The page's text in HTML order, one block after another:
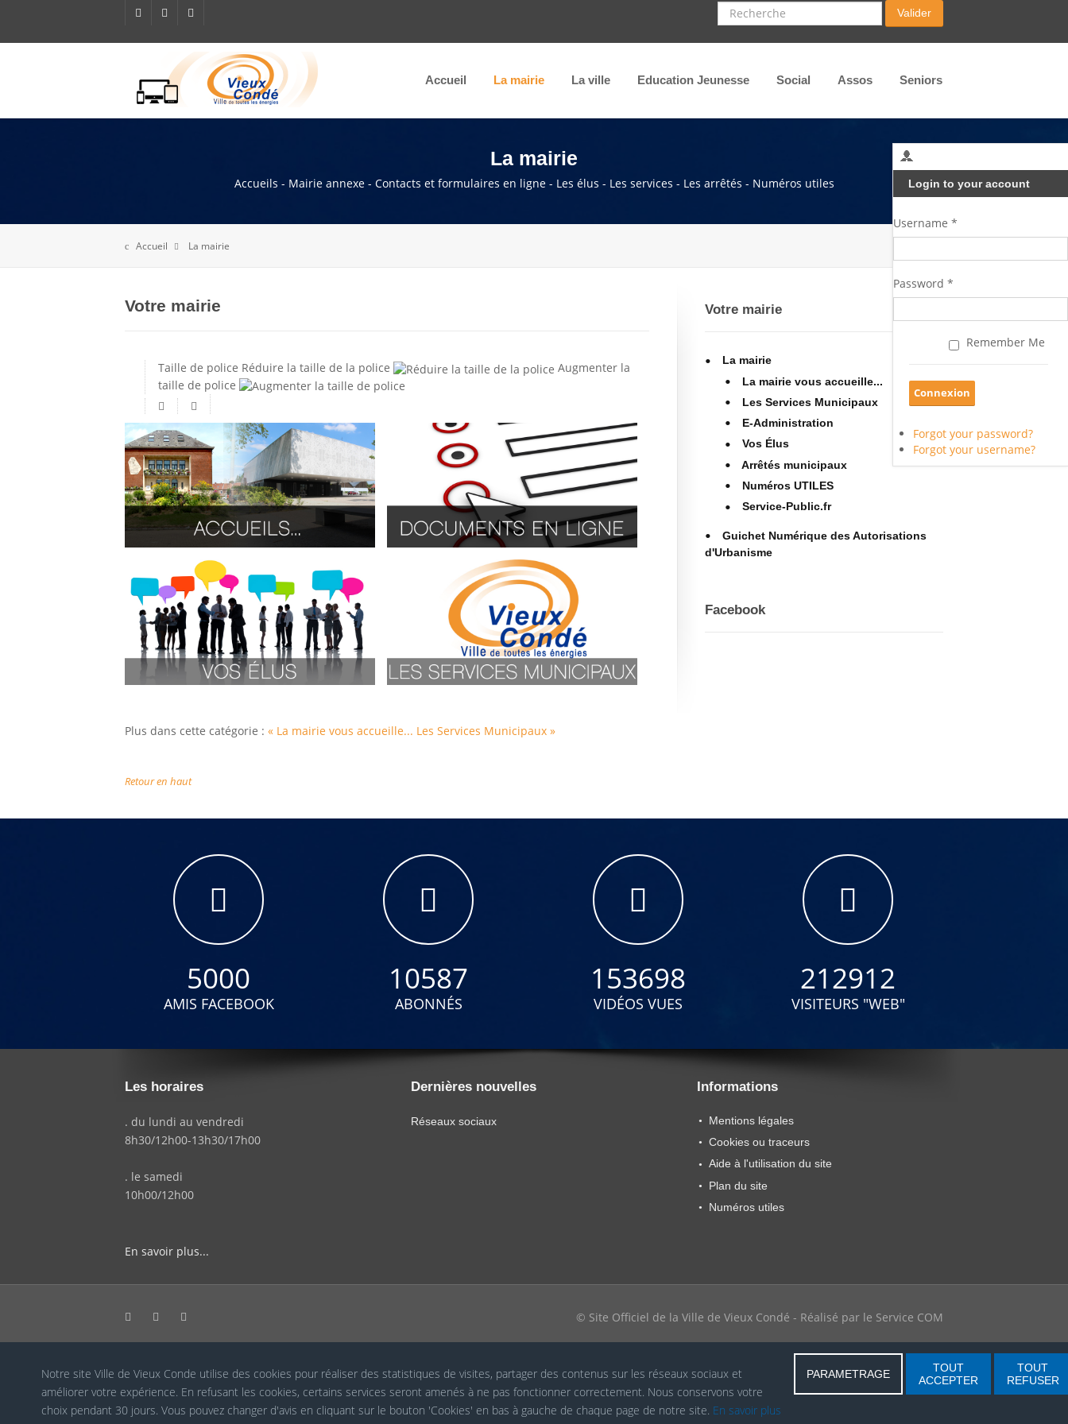
Recherche Valider
Accueil La mairie La ville Education Jeunesse Social Assos Seniors
Login to your account
Username *
Password *
Remember Me
Forgot your password?
Forgot your username?
La mairie
Accueils - Mairie annexe - Contacts et formulaires en ligne - Les élus - Les services - Les arrêtés - Numéros utiles
Accueil La mairie
Votre mairie
Taille de police Réduire la taille de la police
Augmenter la
taille de police
Plus dans cette catégorie : « La mairie vous accueille... Les Services Municipaux »
Retour en haut
Votre mairie
La mairie
La mairie vous accueille...
Les Services Municipaux
E-Administration
Vos Élus
Arrêtés municipaux
Numéros UTILES
Service-Public.fr
Guichet Numérique des Autorisations
d'Urbanisme
Facebook
5000
AMIS FACEBOOK
10587
ABONNÉS
153698
VIDÉOS VUES
212912
VISITEURS "WEB"
Les horaires
. du lundi au vendredi
8h30/12h00-13h30/17h00
. le samedi
10h00/12h00
En savoir plus...
Dernières nouvelles
Réseaux sociaux
Informations
Mentions légales
Cookies ou traceurs
Aide à l'utilisation du site
Plan du site
Numéros utiles
© Site Officiel de la Ville de Vieux Condé - Réalisé par le Service COM
Notre site Ville de Vieux Conde utilise des cookies pour réaliser des statistiques de visites, partager des contenus sur les réseaux sociaux et
améliorer votre expérience. En refusant les cookies, certains services seront amenés à ne pas fonctionner correctement. Nous conservons votre
choix pendant 30 jours. Vous pouvez changer d'avis en cliquant sur le bouton 'Cookies' en bas à gauche de chaque page de notre site. En savoir plus
PARAMETRAGE
TOUT
ACCEPTER
TOUT
REFUSER